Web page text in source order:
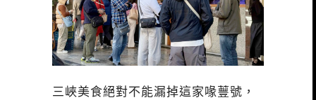
三峽美食絕對不能漏掉這家喙蘴號，